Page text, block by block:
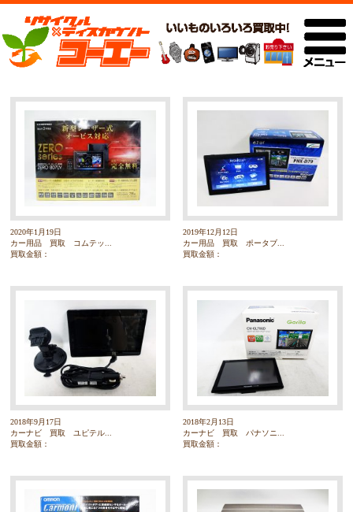
2020年1月19日
カー用品 買取 コムテッ...
買取金額：
2019年12月12日
カー用品 買取 ポータブ...
買取金額：
2018年9月17日
カーナビ 買取 ユピテル...
買取金額：
2018年2月13日
カーナビ 買取 パナソニ...
買取金額：